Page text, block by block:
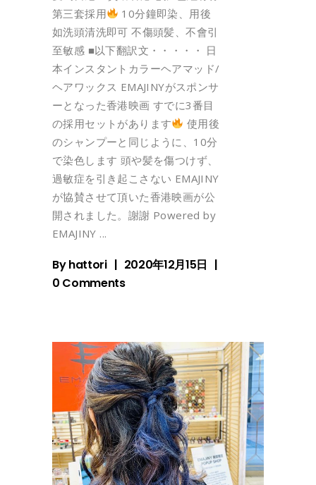
第三套採用
10分鐘即染、用後
如洗頭清洗即可 不傷頭髪、不會引
至敏感 ■以下翻訳文・・・・・ 日
本インスタントカラーヘアマッド/
ヘアワックス EMAJINYがスポンサ
ーとなった香港映画 すでに3番目
の採用セットがあります
使用後
のシャンプーと同じように、10分
で染色します 頭や髪を傷つけず、
過敏症を引き起こさない EMAJINY
が協賛させて頂いた香港映画が公
開されました。謝謝 Powered by
EMAJINY
Byhattori
2020年12月15日
0 Comments